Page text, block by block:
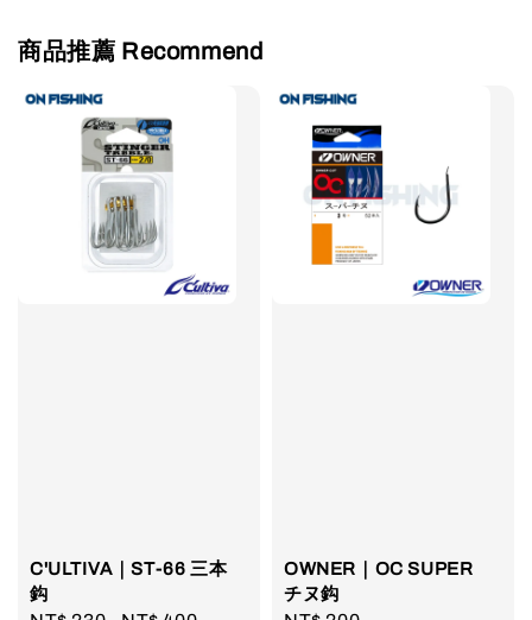
商品推薦 Recommend
C'ULTIVA｜ST-66 三本
鈎
OWNER｜OC SUPER
チヌ鈎